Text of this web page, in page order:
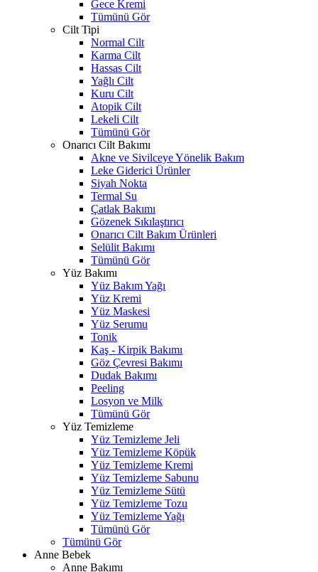
Gece Kremi
Tümünü Gör
Cilt Tipi
Normal Cilt
Karma Cilt
Hassas Cilt
Yağlı Cilt
Kuru Cilt
Atopik Cilt
Lekeli Cilt
Tümünü Gör
Onarıcı Cilt Bakımı
Akne ve Sivilceye Yönelik Bakım
Leke Giderici Ürünler
Siyah Nokta
Termal Su
Çatlak Bakımı
Gözenek Sıkılaştırıcı
Onarıcı Cilt Bakım Ürünleri
Selülit Bakımı
Tümünü Gör
Yüz Bakımı
Yüz Bakım Yağı
Yüz Kremi
Yüz Maskesi
Yüz Serumu
Tonik
Kaş - Kirpik Bakımı
Göz Çevresi Bakımı
Dudak Bakımı
Peeling
Losyon ve Milk
Tümünü Gör
Yüz Temizleme
Yüz Temizleme Jeli
Yüz Temizleme Köpük
Yüz Temizleme Kremi
Yüz Temizleme Sabunu
Yüz Temizleme Sütü
Yüz Temizleme Tozu
Yüz Temizleme Yağı
Tümünü Gör
Tümünü Gör
Anne Bebek
Anne Bakımı